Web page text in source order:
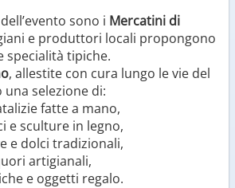
sono i Mercatini di
e produttori locali propongono
specialità tipiche.
, allestite con cura lungo le vie del
selezione di:
fatte a mano,
e sculture in legno,
e dolci tradizionali,
artigianali,
e oggetti regalo.